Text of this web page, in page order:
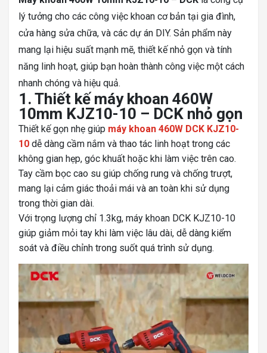
lý tưởng cho các công việc khoan cơ bản tại gia đình,
cửa hàng sửa chữa, và các dự án DIY. Sản phẩm này
mang lại hiệu suất mạnh mẽ, thiết kế nhỏ gọn và tính
năng linh hoạt, giúp bạn hoàn thành công việc một cách
nhanh chóng và hiệu quả.
1. Thiết kế máy khoan 460W
10mm KJZ10-10 – DCK nhỏ gọn
Thiết kế gọn nhẹ giúp máy khoan 460W DCK KJZ10-
10 dễ dàng cầm nắm và thao tác linh hoạt trong các
không gian hẹp, góc khuất hoặc khi làm việc trên cao.
Tay cầm bọc cao su giúp chống rung và chống trượt,
mang lại cảm giác thoải mái và an toàn khi sử dụng
trong thời gian dài.
Với trọng lượng chỉ 1.3kg, máy khoan DCK KJZ10-10
giúp giảm mỏi tay khi làm việc lâu dài, dễ dàng kiểm
soát và điều chỉnh trong suốt quá trình sử dụng.